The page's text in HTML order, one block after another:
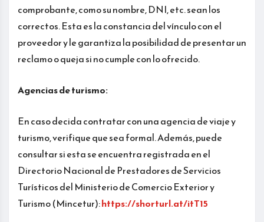
comprobante, como su nombre, DNI, etc. sean los
correctos. Esta es la constancia del vínculo con el
proveedor y le garantiza la posibilidad de presentar un
reclamo o queja si no cumple con lo ofrecido.
Agencias de turismo:
En caso decida contratar con una agencia de viaje y
turismo, verifique que sea formal. Además, puede
consultar si esta se encuentra registrada en el
Directorio Nacional de Prestadores de Servicios
Turísticos del Ministerio de Comercio Exterior y
Turismo (Mincetur):https://shorturl.at/itT15